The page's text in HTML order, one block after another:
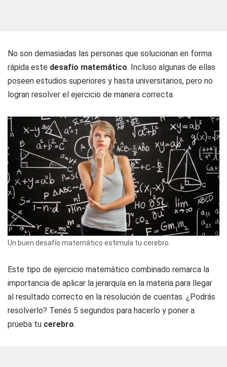
No son demasiadas las personas que solucionan en forma
rápida este desafío matemático. Incluso algunas de ellas
poseen estudios superiores y hasta universitarios, pero no
logran resolver el ejercicio de manera correcta.
Un buen desafío matemático estimula tu cerebro.
Este tipo de ejercicio matemático combinado remarca la
importancia de aplicar la jerarquía en la materia para llegar
al resultado correcto en la resolución de cuentas. ¿Podrás
resolverlo? Tenés 5 segundos para hacerlo y poner a
prueba tu cerebro.